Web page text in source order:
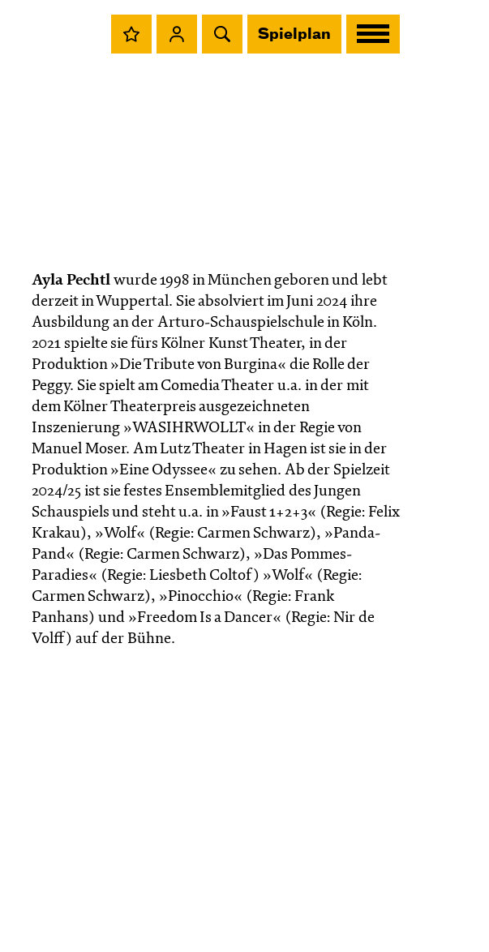
Spielplan
Ayla Pechtl wurde 1998 in München geboren und lebt
derzeit in Wuppertal. Sie absolviert im Juni 2024 ihre
Ausbildung an der Arturo-Schauspielschule in Köln.
2021 spielte sie fürs Kölner Kunst Theater, in der
Produktion »Die Tribute von Burgina« die Rolle der
Peggy. Sie spielt am Comedia Theater u.a. in der mit
dem Kölner Theaterpreis ausgezeichneten
Inszenierung »WASIHRWOLLT« in der Regie von
Manuel Moser. Am Lutz Theater in Hagen ist sie in der
Produktion »Eine Odyssee« zu sehen. Ab der Spielzeit
2024/25 ist sie festes Ensemblemitglied des Jungen
Schauspiels und steht u.a. in »Faust 1+2+3« (Regie: Felix
Krakau), »Wolf« (Regie: Carmen Schwarz), »Panda-
Pand« (Regie: Carmen Schwarz), »Das Pommes-
Paradies« (Regie: Liesbeth Coltof) »Wolf« (Regie:
Carmen Schwarz), »Pinocchio« (Regie: Frank
Panhans) und »Freedom Is a Dancer« (Regie: Nir de
Volff) auf der Bühne.